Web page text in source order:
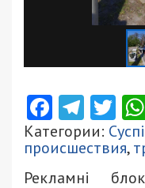
Категории:
происшествия,
Рекламні